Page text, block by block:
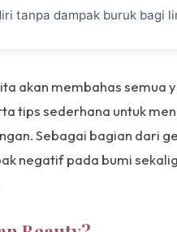
tanpa dampak buruk bagi
akan membahas semua
tips sederhana untuk
Sebagai bagian dari
negatif pada bumi